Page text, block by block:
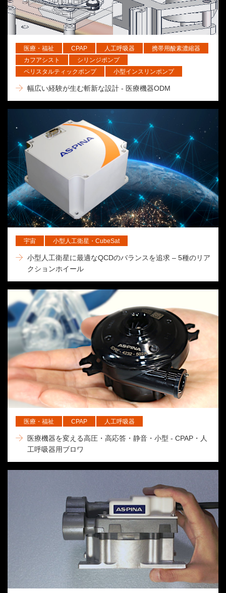
医療・福祉 CPAP 人工呼吸器
携帯用酸素濃縮器
カフアシスト
シリンジポンプ
ペリスタルティックポンプ
小型インスリンポンプ
幅広い経験が生む斬新な設計 - 医療機器ODM
宇宙 小型人工衛星・CubeSat
小型人工衛星に最適なQCDのバランスを追求 – 5種のリア
クションホイール
医療・福祉 CPAP 人工呼吸器
医療機器を変える高圧・高応答・静音・小型 - CPAP・人
工呼吸器用ブロワ